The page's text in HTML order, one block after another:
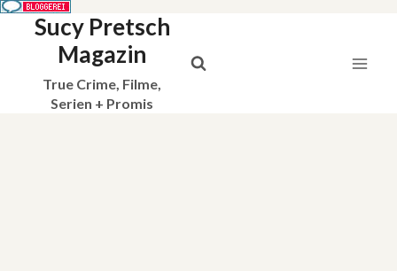
Sucy Pretsch
Magazin
True Crime, Filme,
Serien + Promis